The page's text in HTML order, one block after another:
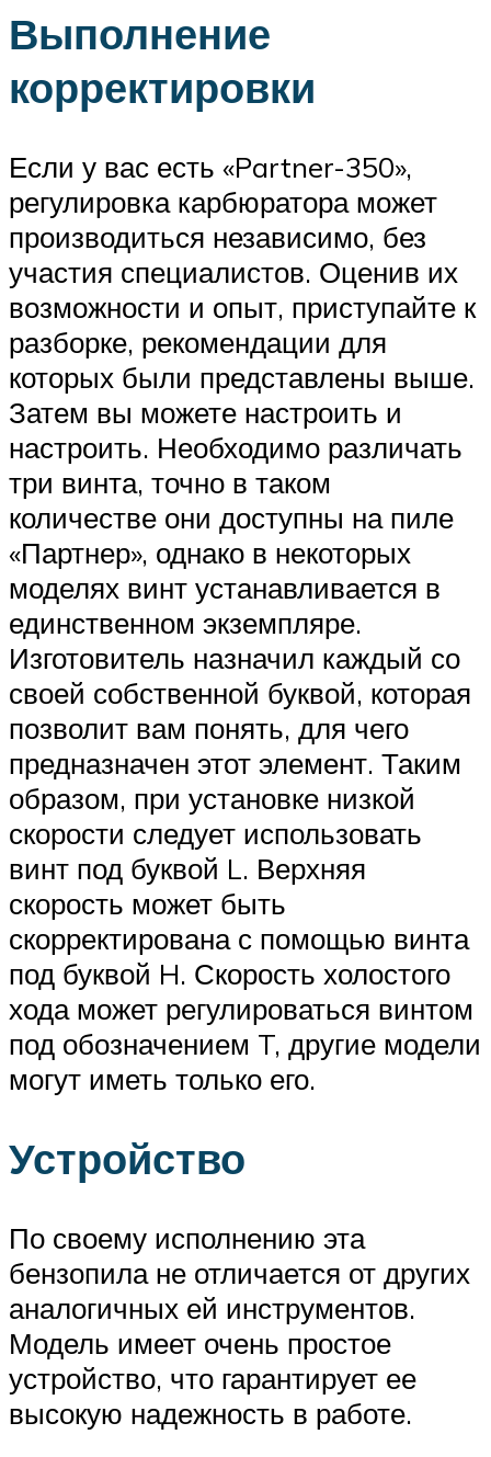
Выполнение
корректировки
Если у вас есть «Partner-350»,
регулировка карбюратора может
производиться независимо, без
участия специалистов. Оценив их
возможности и опыт, приступайте к
разборке, рекомендации для
которых были представлены выше.
Затем вы можете настроить и
настроить. Необходимо различать
три винта, точно в таком
количестве они доступны на пиле
«Партнер», однако в некоторых
моделях винт устанавливается в
единственном экземпляре.
Изготовитель назначил каждый со
своей собственной буквой, которая
позволит вам понять, для чего
предназначен этот элемент. Таким
образом, при установке низкой
скорости следует использовать
винт под буквой L. Верхняя
скорость может быть
скорректирована с помощью винта
под буквой H. Скорость холостого
хода может регулироваться винтом
под обозначением T, другие модели
могут иметь только его.
Устройство
По своему исполнению эта
бензопила не отличается от других
аналогичных ей инструментов.
Модель имеет очень простое
устройство, что гарантирует ее
высокую надежность в работе.